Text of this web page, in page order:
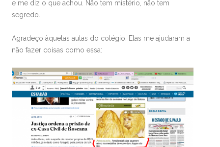
e me diz o que achou. Não tem mistério, não tem
segredo.
Agradeço àquelas aulas do colégio. Elas me ajudaram a
não fazer coisas como essa: